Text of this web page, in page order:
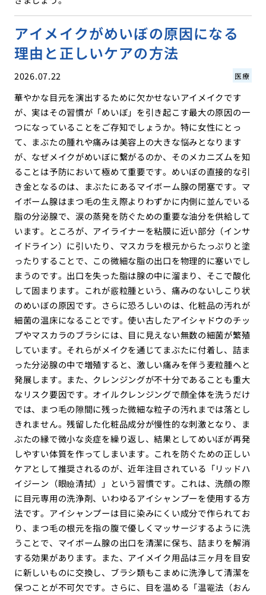
アイメイクがめいぼの原因になる
理由と正しいケアの方法
2026.07.22 医療
華やかな目元を演出するために欠かせないアイメイクです
が、実はその習慣が「めいぼ」を引き起こす最大の原因の一
つになっていることをご存知でしょうか。特に女性にとっ
て、まぶたの腫れや痛みは美容上の大きな悩みとなります
が、なぜメイクがめいぼに繋がるのか、そのメカニズムを知
ることは予防において極めて重要です。めいぼの直接的な引
き金となるのは、まぶたにあるマイボーム腺の閉塞です。マ
イボーム腺はまつ毛の生え際よりわずかに内側に並んでいる
脂の分泌腺で、涙の蒸発を防ぐための重要な油分を供給して
います。ところが、アイライナーを粘膜に近い部分（インサ
イドライン）に引いたり、マスカラを根元からたっぷりと塗
ったりすることで、この微細な脂の出口を物理的に塞いでし
まうのです。出口を失った脂は腺の中に溜まり、そこで酸化
して固まります。これが霰粒腫という、痛みのないしこり状
のめいぼの原因です。さらに恐ろしいのは、化粧品の汚れが
細菌の温床になることです。使い古したアイシャドウのチッ
プやマスカラのブラシには、目に見えない無数の細菌が繁殖
しています。それらがメイクを通じてまぶたに付着し、詰ま
った分泌腺の中で増殖すると、激しい痛みを伴う麦粒腫へと
発展します。また、クレンジングが不十分であることも重大
なリスク要因です。オイルクレンジングで顔全体を洗うだけ
では、まつ毛の隙間に残った微細な粒子の汚れまでは落とし
きれません。残留した化粧品成分が慢性的な刺激となり、ま
ぶたの縁で微小な炎症を繰り返し、結果としてめいぼが再発
しやすい体質を作ってしまいます。これを防ぐための正しい
ケアとして推奨されるのが、近年注目されている「リッドハ
イジーン（眼瞼清拭）」という習慣です。これは、洗顔の際
に目元専用の洗浄剤、いわゆるアイシャンプーを使用する方
法です。アイシャンプーは目に染みにくい成分で作られてお
り、まつ毛の根元を指の腹で優しくマッサージするように洗
うことで、マイボーム腺の出口を清潔に保ち、詰まりを解消
する効果があります。また、アイメイク用品は三ヶ月を目安
に新しいものに交換し、ブラシ類もこまめに洗浄して清潔を
保つことが不可欠です。さらに、目を温める「温罨法（おん